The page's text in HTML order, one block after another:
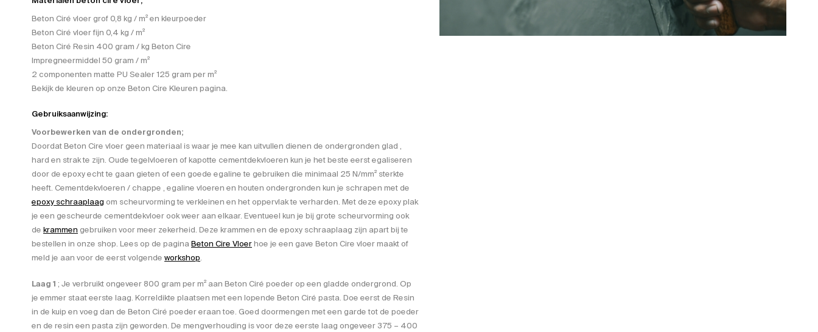
Beton Ciré vloer grof 0,8 kg / m² en kleurpoeder
Beton Ciré vloer fijn 0,4 kg / m²
Beton Ciré Resin 400 gram / kg Beton Cire
Impregneermiddel 50 gram / m²
2 componenten matte PU Sealer 125 gram per m²
Bekijk de kleuren op onze Beton Cire Kleuren pagina.
Gebruiksaanwijzing:
Voorbewerken van de ondergronden;
Doordat Beton Cire vloer geen materiaal is waar je mee kan uitvullen dienen de ondergronden glad ,
hard en strak te zijn. Oude tegelvloeren of kapotte cementdekvloeren kun je het beste eerst egaliseren
door de epoxy echt te gaan gieten of een goede egaline te gebruiken die minimaal 25 N/mm² sterkte
heeft. Cementdekvloeren / chappe , egaline vloeren en houten ondergronden kun je schrapen met de
epoxy schraaplaag om scheurvorming te verkleinen en het oppervlak te verharden. Met deze epoxy plak
je een gescheurde cementdekvloer ook weer aan elkaar. Eventueel kun je bij grote scheurvorming ook
de krammen gebruiken voor meer zekerheid. Deze krammen en de epoxy schraaplaag zijn apart bij te
bestellen in onze shop. Lees op de pagina Beton Cire Vloerhoe je een gave Beton Cire vloer maakt of
meld je aan voor de eerst volgende workshop.
Laag 1 ; Je verbruikt ongeveer 800 gram per m² aan Beton Ciré poeder op een gladde ondergrond. Op
je emmer staat eerste laag. Korreldikte plaatsen met een lopende Beton Ciré pasta. Doe eerst de Resin
in de kuip en voeg dan de Beton Ciré poeder eraan toe. Goed doormengen met een garde tot de poeder
en de resin een pasta zijn geworden. De mengverhouding is voor deze eerste laag ongeveer 375 – 400